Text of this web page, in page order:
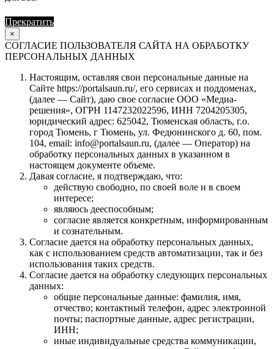
Прекратить
×
СОГЛАСИЕ ПОЛЬЗОВАТЕЛЯ САЙТА НА ОБРАБОТКУ
ПЕРСОНАЛЬНЫХ ДАННЫХ
Настоящим, оставляя свои персональные данные на
Сайте https://portalsaun.ru/, его сервисах и поддоменах,
(далее — Сайт), даю свое согласие ООО «Медиа-
решения», ОГРН 1147232022596, ИНН 7204205305,
юридический адрес: 625042, Тюменская область, г.о.
город Тюмень, г Тюмень, ул. Федюнинского д. 60, пом.
104, email: info@portalsaun.ru, (далее — Оператор) на
обработку персональных данных в указанном в
настоящем документе объеме.
Давая согласие, я подтверждаю, что:
действую свободно, по своей воле и в своем
интересе;
являюсь дееспособным;
согласие является конкретным, информированным
и сознательным.
Согласие дается на обработку персональных данных,
как с использованием средств автоматизации, так и без
использования таких средств.
Согласие дается на обработку следующих персональных
данных:
общие персональные данные: фамилия, имя,
отчество; контактный телефон, адрес электронной
почты; паспортные данные, адрес регистрации,
ИНН;
иные индивидуальные средства коммуникации,